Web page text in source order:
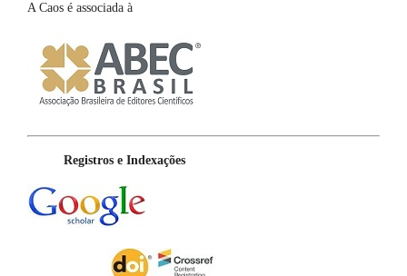
A Caos é associada à
Registros e Indexações